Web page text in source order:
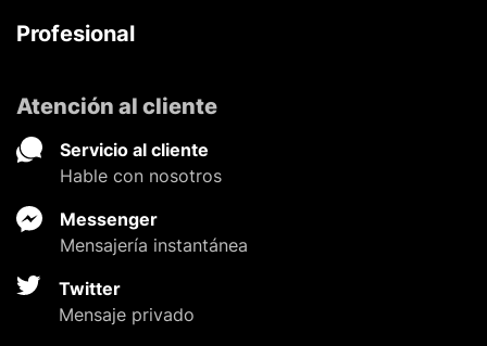
Profesional
Atención al cliente
Servicio al cliente
Hable con nosotros
Messenger
Mensajería instantánea
Twitter
Mensaje privado